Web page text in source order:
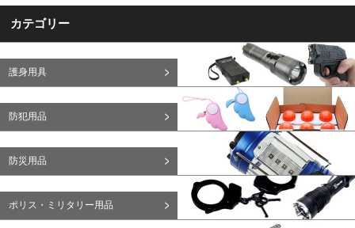
カテゴリー
護身用具
防犯用品
防災用品
ポリス・ミリタリー用品